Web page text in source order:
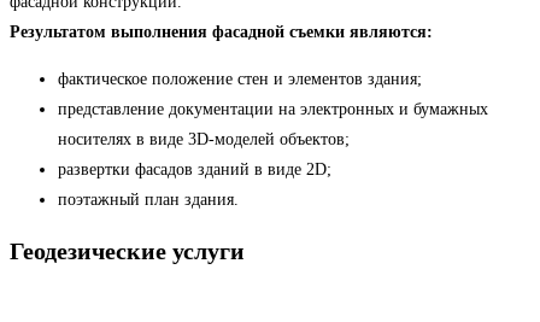
Результатом выполнения фасадной съемки являются:
фактическое положение стен и элементов здания;
представление документации на электронных и бумажных
носителях в виде 3D-моделей объектов;
развертки фасадов зданий в виде 2D;
поэтажный план здания.
Геодезические услуги